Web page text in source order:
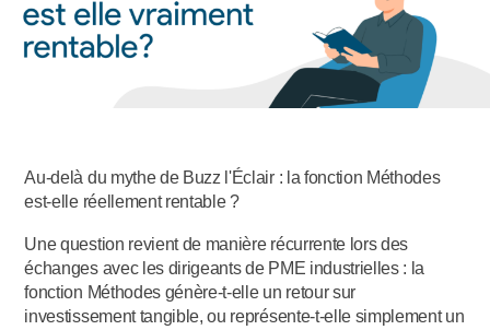
Au-delà du mythe de Buzz l'Éclair : la fonction Méthodes
est-elle réellement rentable ?
Une question revient de manière récurrente lors des
échanges avec les dirigeants de PME industrielles : la
fonction Méthodes génère-t-elle un retour sur
investissement tangible, ou représente-t-elle simplement un